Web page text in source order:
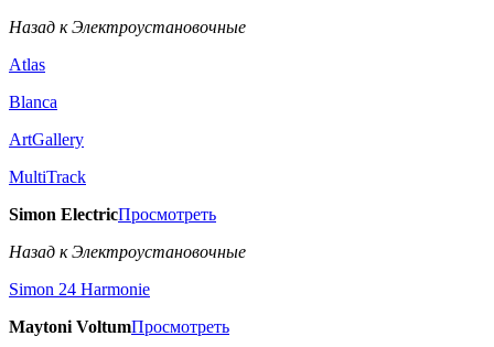
Назад к Электроустановочные
Atlas
Blanca
ArtGallery
MultiTrack
Simon ElectricПросмотреть
Назад к Электроустановочные
Simon 24 Harmonie
Maytoni VoltumПросмотреть